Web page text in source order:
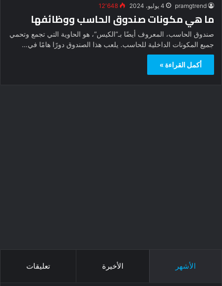
pramgtrend 4 يوليو، 2024 12٬648
ما هي مكونات صندوق الحاسب ووظائفها
صندوق الحاسب، المعروف أيضًا بـ”الكيس”، هو الحاوية التي تجمع وتحمي
جميع المكونات الداخلية للحاسب. يلعب هذا الصندوق دورًا هامًا في…
أكمل القراءة »
الأشهر الأخيرة تعليقات